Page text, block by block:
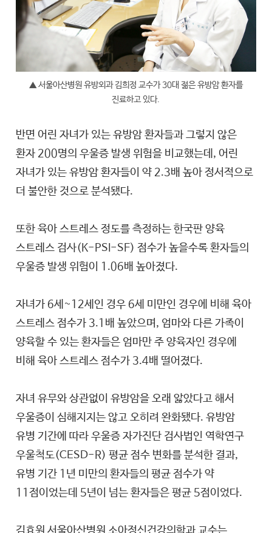
▲ 서울아산병원 유방외과 김희정 교수가 30대 젊은 유방암 환자를
진료하고 있다.
반면 어린 자녀가 있는 유방암 환자들과 그렇지 않은
환자 200명의 우울증 발생 위험을 비교했는데, 어린
자녀가 있는 유방암 환자들이 약 2.3배 높아 정서적으로
더 불안한 것으로 분석됐다.
또한 육아 스트레스 정도를 측정하는 한국판 양육
스트레스 검사(K-PSI-SF) 점수가 높을수록 환자들의
우울증 발생 위험이 1.06배 높아졌다.
자녀가 6세~12세인 경우 6세 미만인 경우에 비해 육아
스트레스 점수가 3.1배 높았으며, 엄마와 다른 가족이
양육할 수 있는 환자들은 엄마만 주 양육자인 경우에
비해 육아 스트레스 점수가 3.4배 떨어졌다.
자녀 유무와 상관없이 유방암을 오래 앓았다고 해서
우울증이 심해지지는 않고 오히려 완화됐다. 유방암
유병 기간에 따라 우울증 자가진단 검사법인 역학연구
우울척도(CESD-R) 평균 점수 변화를 분석한 결과,
유병 기간 1년 미만의 환자들의 평균 점수가 약
11점이었는데 5년이 넘는 환자들은 평균 5점이었다.
김효원 서울아산병원 소아정신건강의학과 교수는